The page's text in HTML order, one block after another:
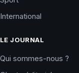
International
LE JOURNAL
Qui sommes-nous ?